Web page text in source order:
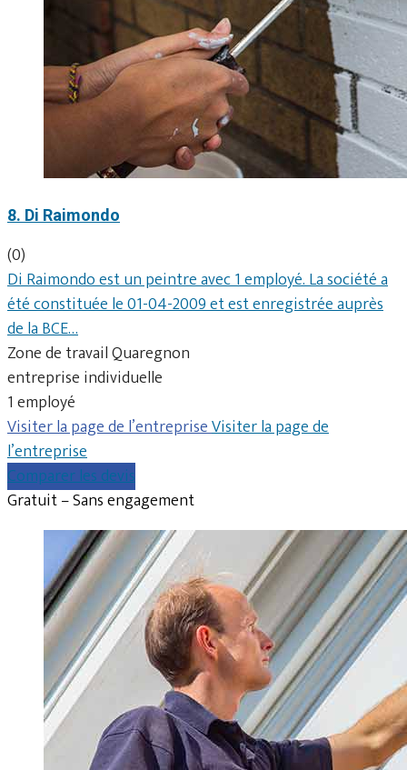
8. Di Raimondo
(0)
Di Raimondo est un peintre avec 1 employé. La société a
été constituée le 01-04-2009 et est enregistrée auprès
de la BCE…
Zone de travail Quaregnon
entreprise individuelle
1 employé
Visiter la page de l’entrepriseVisiter la page de
l’entreprise
Comparer les devis
Gratuit – Sans engagement